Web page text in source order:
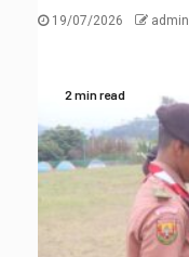
19/07/2026 admin
2 min read